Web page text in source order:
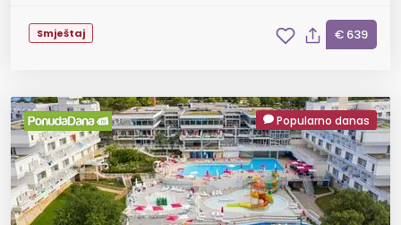
Smještaj € 639
Popularno danas